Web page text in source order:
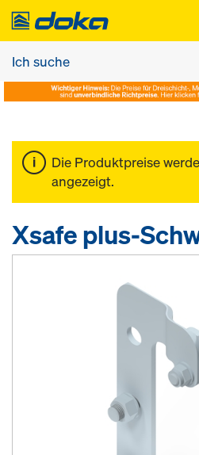
Die Produktpreise
angezeigt.
Xsafe plus-